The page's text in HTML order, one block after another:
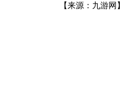
【来源：九游网】